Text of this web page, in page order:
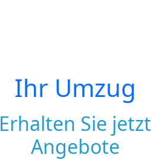
Ihr Umzug
Erhalten Sie jetzt
Angebote